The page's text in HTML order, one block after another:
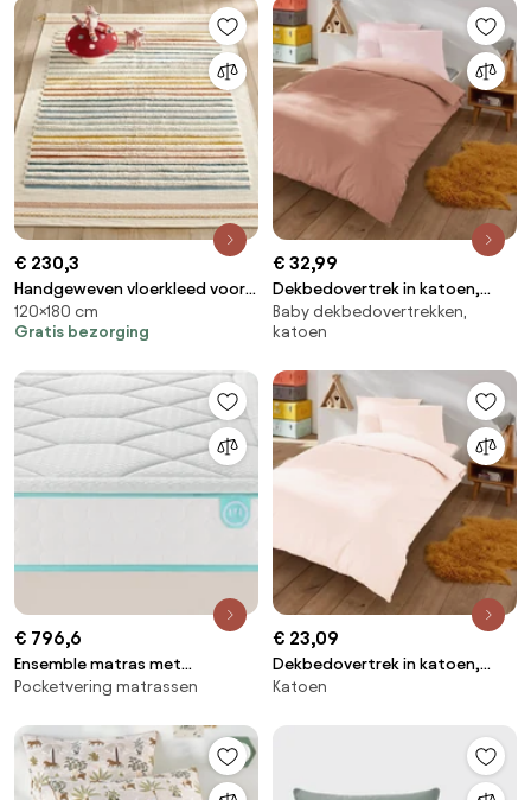
€ 230,3
Handgeweven vloerkleed voor
kinderen, in biologisch katoen,
Tomulo
120×180 cm
Gratis bezorging
€ 32,99
Dekbedovertrek in katoen,
Scenario
Baby dekbedovertrekken,
katoen
€ 796,6
Ensemble matras met
pocketveren + bedbodem, LE
Pocketvering matrassen
€ 23,09
Dekbedovertrek in katoen,
Scenario
Katoen